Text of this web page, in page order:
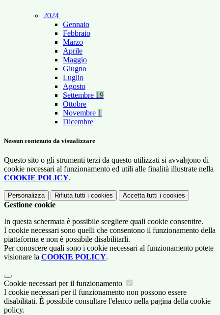
2024
Gennaio
Febbraio
Marzo
Aprile
Maggio
Giugno
Luglio
Agosto
Settembre 19
Ottobre
Novembre 1
Dicembre
Nessun contenuto da visualizzare
Questo sito o gli strumenti terzi da questo utilizzati si avvalgono di
cookie necessari al funzionamento ed utili alle finalità illustrate nella
COOKIE POLICY.
Personalizza Rifiuta tutti i cookies Accetta tutti i cookies
Gestione cookie
In questa schermata è possibile scegliere quali cookie consentire.
I cookie necessari sono quelli che consentono il funzionamento della
piattaforma e non è possibile disabilitarli.
Per conoscere quali sono i cookie necessari al funzionamento potete
visionare la COOKIE POLICY.
Cookie necessari per il funzionamento
I cookie necessari per il funzionamento non possono essere
disabilitati. È possibile consultare l'elenco nella pagina della cookie
policy.